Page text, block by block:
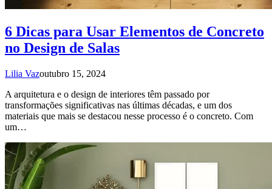
6 Dicas para Usar Elementos de Concreto
no Design de Salas
Lilia Vazoutubro 15, 2024
A arquitetura e o design de interiores têm passado por
transformações significativas nas últimas décadas, e um dos
materiais que mais se destacou nesse processo é o concreto. Com
um…